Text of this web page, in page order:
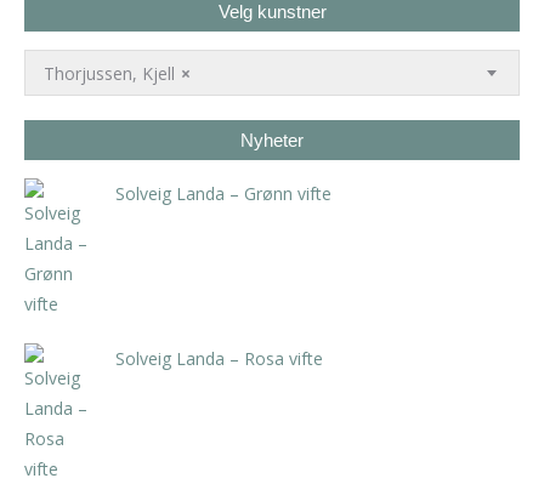
Velg kunstner
×
Thorjussen, Kjell
Nyheter
Solveig Landa – Grønn vifte
Solveig Landa – Rosa vifte